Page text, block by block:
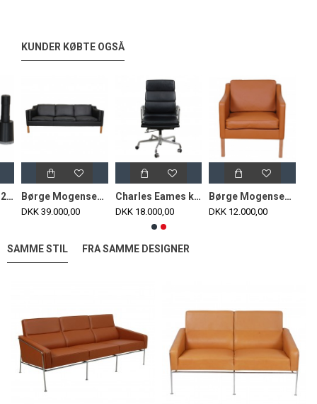
KUNDER KØBTE OGSÅ
Benforlængere 2 cm til Arne Jacobsen syver stole (4 stk) Børge Mogensen 2213 3.pers sofa nybetrukket i læder
DKK 39.000,00
Charles Eames kontorstol Ea-219 fuldpolstret i sort læder nypolstret
DKK 18.000,00
Børge Mogensen 2321 lænestol nypolstret i cognac bizon læder
DKK 12.000,00
SAMME STIL FRA SAMME DESIGNER